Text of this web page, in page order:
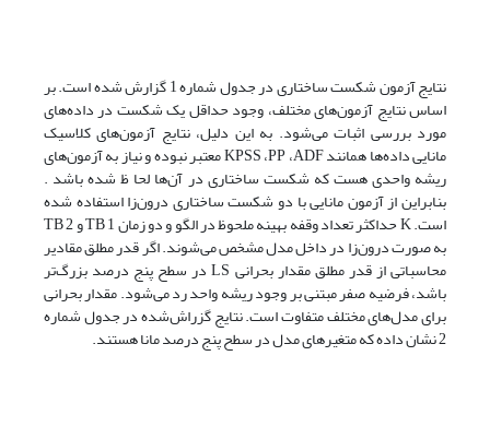
نتایج آزمون شکست ساختاری در جدول شماره 1 گزارش شده است. بر
اساس نتایج آزمون‌های مختلف، وجود حداقل یک شکست در داده‌های
مورد بررسی اثبات می‌شود. به این دلیل، نتایج آزمون‌های کلاسیک
مانایی داده‌ها همانند KPSS ،PP ،ADF معتبر نبوده و نیاز به آزمون‌های
ریشه واحدی هست که شکست ساختاری در آن‌ها لحا ظ شده باشد .
بنابراین از آزمون مانایی با دو شکست ساختاری درون‌زا استفاده شده
است. K حداکثر تعداد وقفه بهینه ملحوظ در الگو و دو زمان TB 1 و TB 2
به صورت درون‌زا در داخل مدل مشخص می‌شوند. اگر قدر مطلق مقادیر
محاسباتی از قدر مطلق مقدار بحرانی LS در سطح پنج درصد بزرگ‌تر
باشد، فرضیه صفر مبتنی بر وجود ریشه واحد رد می‌شود. مقدار بحرانی
برای مدل‌های مختلف متفاوت است. نتایج گزراش‌شده در جدول شماره
2 نشان داده که متغیر‌های مدل در سطح پنج درصد مانا هستند.